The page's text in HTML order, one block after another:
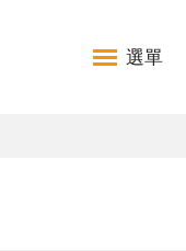
選單